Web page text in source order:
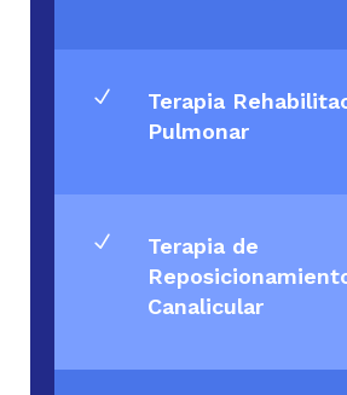
N
Terapia
Pulmonar
N
Terapia de
Canalicular